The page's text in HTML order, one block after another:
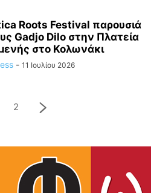
Roots Festival παρουσιά
Gadjo Dilo στην Πλατεία
στο Κολωνάκι
- 11 Ιουλίου 2026
2